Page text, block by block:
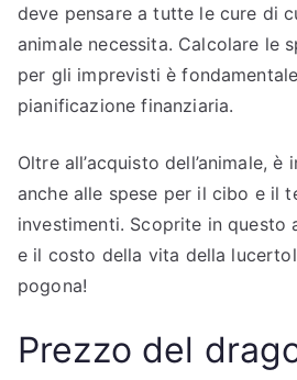
deve pensare a tutte le cure di
animale necessita. Calcolare le
per gli imprevisti è
pianificazione finanziaria.
Oltre all’acquisto dell’animale,
anche alle spese per il cibo e il
investimenti. Scoprite in
e il costo della vita della
pogona!
Prezzo del